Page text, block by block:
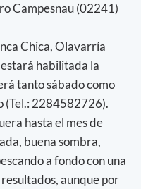
Campesnau (02241)
Chica, Olavarría
habilitada la
tanto sábado como
(Tel.: 2284582726).
hasta el mes de
buena sombra,
a fondo con una
aunque por